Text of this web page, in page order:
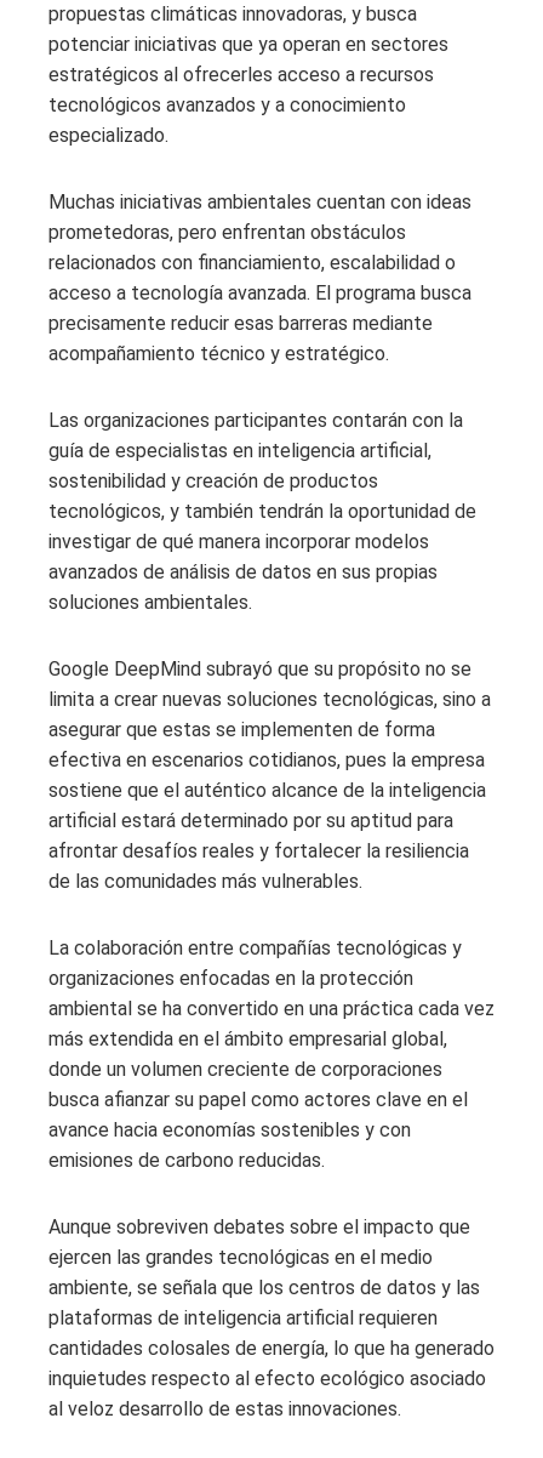
propuestas climáticas innovadoras, y busca
potenciar iniciativas que ya operan en sectores
estratégicos al ofrecerles acceso a recursos
tecnológicos avanzados y a conocimiento
especializado.
Muchas iniciativas ambientales cuentan con ideas
prometedoras, pero enfrentan obstáculos
relacionados con financiamiento, escalabilidad o
acceso a tecnología avanzada. El programa busca
precisamente reducir esas barreras mediante
acompañamiento técnico y estratégico.
Las organizaciones participantes contarán con la
guía de especialistas en inteligencia artificial,
sostenibilidad y creación de productos
tecnológicos, y también tendrán la oportunidad de
investigar de qué manera incorporar modelos
avanzados de análisis de datos en sus propias
soluciones ambientales.
Google DeepMind subrayó que su propósito no se
limita a crear nuevas soluciones tecnológicas, sino a
asegurar que estas se implementen de forma
efectiva en escenarios cotidianos, pues la empresa
sostiene que el auténtico alcance de la inteligencia
artificial estará determinado por su aptitud para
afrontar desafíos reales y fortalecer la resiliencia
de las comunidades más vulnerables.
La colaboración entre compañías tecnológicas y
organizaciones enfocadas en la protección
ambiental se ha convertido en una práctica cada vez
más extendida en el ámbito empresarial global,
donde un volumen creciente de corporaciones
busca afianzar su papel como actores clave en el
avance hacia economías sostenibles y con
emisiones de carbono reducidas.
Aunque sobreviven debates sobre el impacto que
ejercen las grandes tecnológicas en el medio
ambiente, se señala que los centros de datos y las
plataformas de inteligencia artificial requieren
cantidades colosales de energía, lo que ha generado
inquietudes respecto al efecto ecológico asociado
al veloz desarrollo de estas innovaciones.